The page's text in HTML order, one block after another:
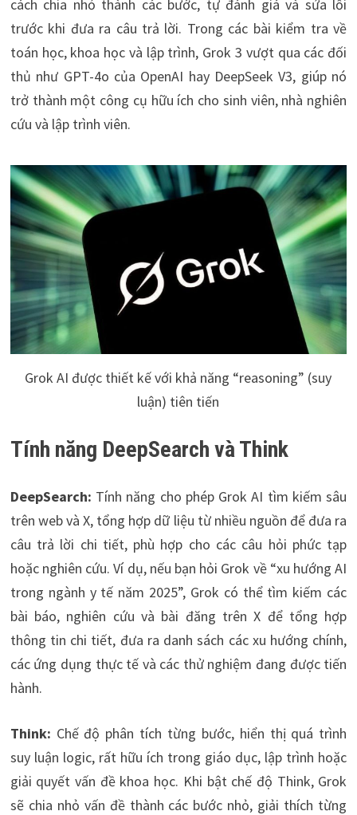
cách chia nhỏ thành các bước, tự đánh giá và sửa lỗi
trước khi đưa ra câu trả lời. Trong các bài kiểm tra về
toán học, khoa học và lập trình, Grok 3 vượt qua các đối
thủ như GPT-4o của OpenAI hay DeepSeek V3, giúp nó
trở thành một công cụ hữu ích cho sinh viên, nhà nghiên
cứu và lập trình viên.
Grok AI được thiết kế với khả năng “reasoning” (suy
luận) tiên tiến
Tính năng DeepSearch và Think
DeepSearch: Tính năng cho phép Grok AI tìm kiếm sâu
trên web và X, tổng hợp dữ liệu từ nhiều nguồn để đưa ra
câu trả lời chi tiết, phù hợp cho các câu hỏi phức tạp
hoặc nghiên cứu. Ví dụ, nếu bạn hỏi Grok về “xu hướng AI
trong ngành y tế năm 2025”, Grok có thể tìm kiếm các
bài báo, nghiên cứu và bài đăng trên X để tổng hợp
thông tin chi tiết, đưa ra danh sách các xu hướng chính,
các ứng dụng thực tế và các thử nghiệm đang được tiến
hành.
Think: Chế độ phân tích từng bước, hiển thị quá trình
suy luận logic, rất hữu ích trong giáo dục, lập trình hoặc
giải quyết vấn đề khoa học. Khi bật chế độ Think, Grok
sẽ chia nhỏ vấn đề thành các bước nhỏ, giải thích từng